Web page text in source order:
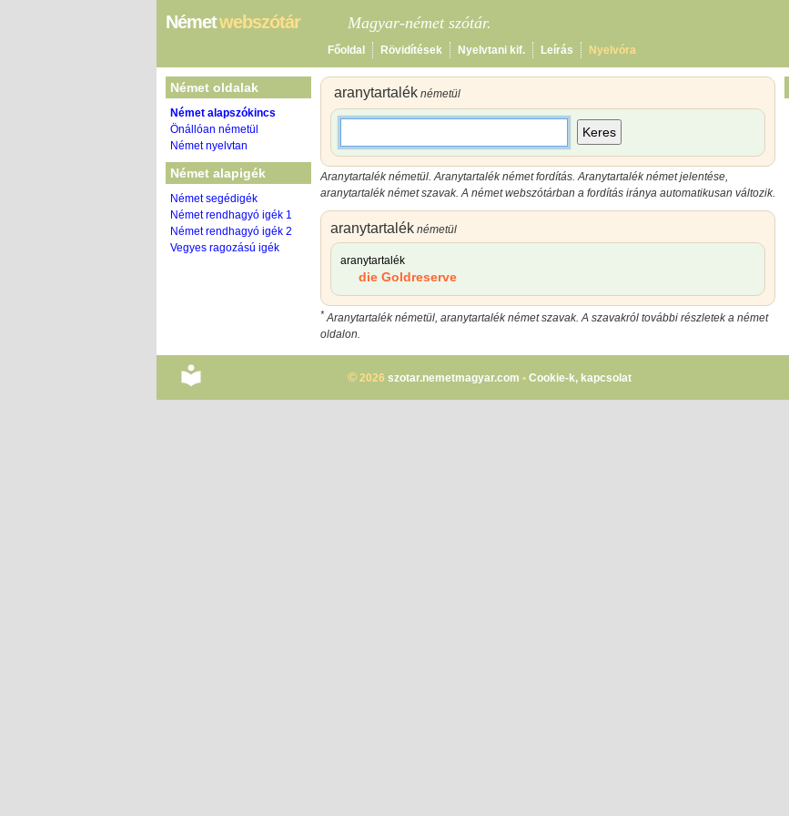
Németwebszótár Magyar-német szótár.
Főoldal Rövidítések Nyelvtani kif. Leírás Nyelvóra
aranytartalék németül
Keres
Aranytartalék németül. Aranytartalék német fordítás. Aranytartalék német jelentése,
aranytartalék német szavak. A német webszótárban a fordítás iránya automatikusan változik.
aranytartalék németül
aranytartalék
die Goldreserve
*Aranytartalék németül, aranytartalék német szavak. A szavakról további részletek a német
oldalon.
Német oldalak
Német alapszókincs
Önállóan németül
Német nyelvtan
Német alapigék
Német segédigék
Német rendhagyó igék 1
Német rendhagyó igék 2
Vegyes ragozású igék
© 2026 szotar.nemetmagyar.com • Cookie-k, kapcsolat